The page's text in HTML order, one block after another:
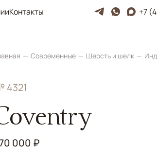
Контакты +7
Современные Шерсть и шелк
4321
000 ₽